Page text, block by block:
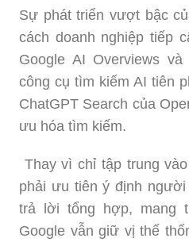
Sự phát triển vượt bậc
cách doanh nghiệp tiếp
Google AI Overviews
công cụ tìm kiếm AI tiên
ChatGPT Search của
ưu hóa tìm kiếm.
Thay vì chỉ tập trung
phải ưu tiên ý định
trả lời tổng hợp, mang
Google vẫn giữ vị thế